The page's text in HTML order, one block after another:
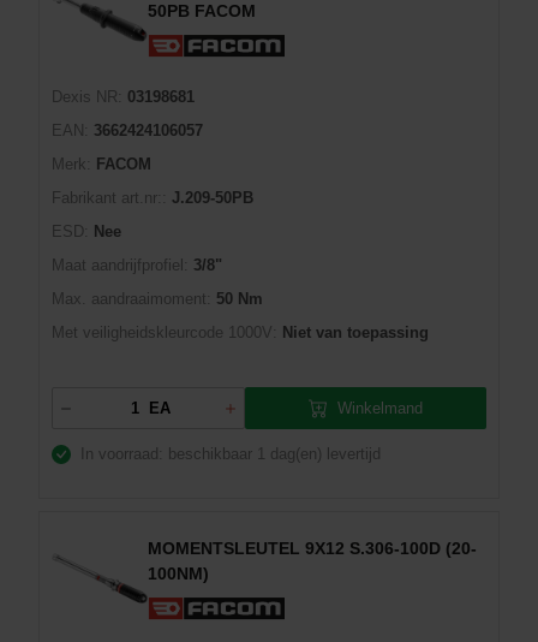
50PB FACOM
Dexis NR:
03198681
EAN:
3662424106057
Merk:
FACOM
Fabrikant art.nr::
J.209-50PB
ESD:
Nee
Maat aandrijfprofiel:
3/8"
Max. aandraaimoment:
50 Nm
Met veiligheidskleurcode 1000V:
Niet van toepassing
EA Winkelmand
In voorraad: beschikbaar 1 dag(en) levertijd
MOMENTSLEUTEL 9X12 S.306-100D (20-
100NM)